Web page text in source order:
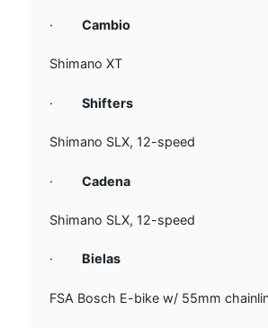
·Cambio
Shimano XT
·Shifters
Shimano SLX, 12-speed
·Cadena
Shimano SLX, 12-speed
· Bielas
FSA Bosch E-bike w/ 55mm